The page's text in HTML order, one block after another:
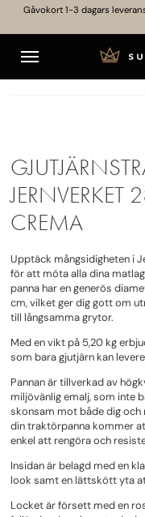
Gåvokort 1-3 dagars
CREMA
Upptäck mångsidigheten i
för att möta alla dina
panna har en generös
cm, vilket ger dig gott om
till långsamma grytor.
Med en vikt på 5,20 kg
som bara gjutjärn kan
Pannan är tillverkad av
miljövänlig emalj, som inte
skonsam mot både dig och
din traktörpanna kommer
enkel att rengöra och
Insidan är belagd med en
look samt en lättskött yta
Locket är försett med en